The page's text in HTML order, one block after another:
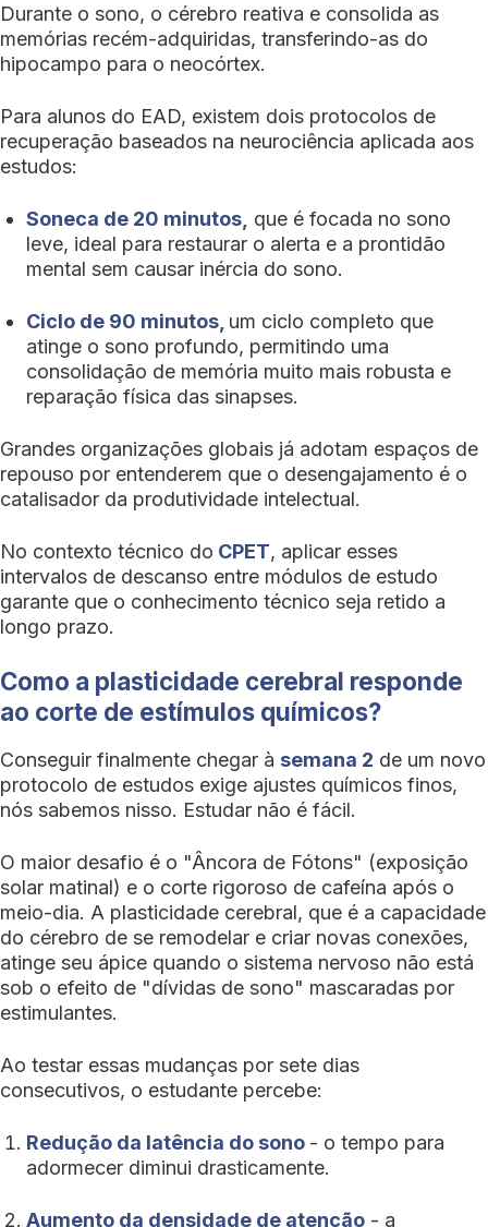
Durante o sono, o cérebro reativa e consolida as
memórias recém-adquiridas, transferindo-as do
hipocampo para o neocórtex.
Para alunos do EAD, existem dois protocolos de
recuperação baseados na neurociência aplicada aos
estudos:
Soneca de 20 minutos, que é focada no sono
leve, ideal para restaurar o alerta e a prontidão
mental sem causar inércia do sono.
Ciclo de 90 minutos, um ciclo completo que
atinge o sono profundo, permitindo uma
consolidação de memória muito mais robusta e
reparação física das sinapses.
Grandes organizações globais já adotam espaços de
repouso por entenderem que o desengajamento é o
catalisador da produtividade intelectual.
No contexto técnico do CPET, aplicar esses
intervalos de descanso entre módulos de estudo
garante que o conhecimento técnico seja retido a
longo prazo.
Como a plasticidade cerebral responde
ao corte de estímulos químicos?
Conseguir finalmente chegar à semana 2 de um novo
protocolo de estudos exige ajustes químicos finos,
nós sabemos nisso. Estudar não é fácil.
O maior desafio é o "Âncora de Fótons" (exposição
solar matinal) e o corte rigoroso de cafeína após o
meio-dia. A plasticidade cerebral, que é a capacidade
do cérebro de se remodelar e criar novas conexões,
atinge seu ápice quando o sistema nervoso não está
sob o efeito de "dívidas de sono" mascaradas por
estimulantes.
Ao testar essas mudanças por sete dias
consecutivos, o estudante percebe:
Redução da latência do sono - o tempo para
adormecer diminui drasticamente.
Aumento da densidade de atenção - a